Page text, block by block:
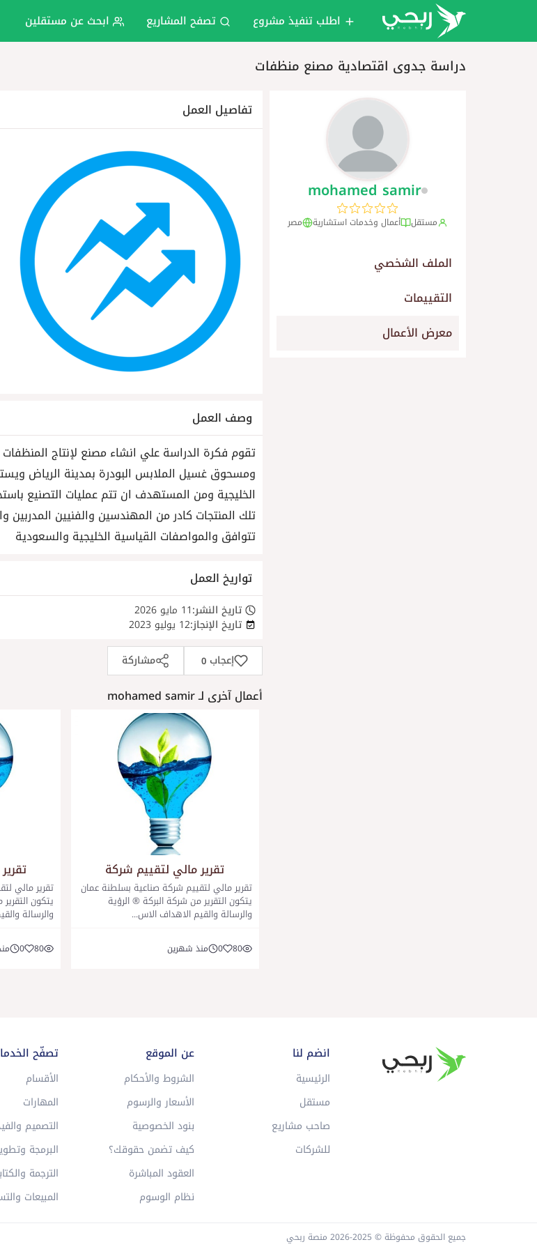
اطلب تنفيذ مشروع تصفح المشاريع ابحث عن مستقلين
دراسة جدوى اقتصادية مصنع منظفات
mohamed samir
مستقل أعمال وخدمات استشارية مصر
الملف الشخصي
التقييمات
معرض الأعمال
تفاصيل العمل
وصف العمل
تقوم فكرة الدراسة علي انشاء مصنع لإنتاج
ومسحوق غسيل الملابس البودرة بمدينة الرياض
الخليجية ومن المستهدف ان تتم عمليات التصنيع
تلك المنتجات كادر من المهندسين والفنيين
تتوافق والمواصفات القياسية الخليجية والسعودية
تواريخ العمل
تاريخ النشر:11 مايو 2026
تاريخ الإنجاز:12 يوليو 2023
إعجاب 0 مشاركة
أعمال آخرى لـ mohamed samir
تقرير مالي لتقييم شركة
تقرير مالي لتقييم شركة صناعية بسلطنة عمان
يتكون التقرير من شركة البركة ® الرؤية
والرسالة والقيم الاهداف الاس...
80
0 منذ شهرين
تقرير مالي
يتكون
والرسالة
80
0
انضم لنا
الرئيسية
مستقل
صاحب مشاريع
للشركات
عن الموقع
الشروط والأحكام
الأسعار والرسوم
بنود الخصوصية
كيف تضمن حقوقك؟
العقود المباشرة
نظام الوسوم
تصفّح
الأقسام
المهارات
التصميم
البرمجة
الترجمة
المبيعات
جميع الحقوق محفوظة © 2025-2026 منصة ربحي